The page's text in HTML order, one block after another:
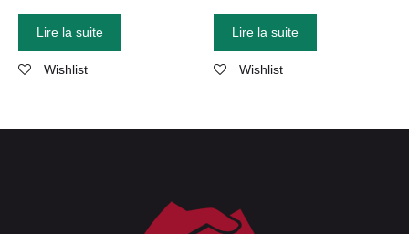
Lire la suite
Wishlist
Lire la suite
Wishlist